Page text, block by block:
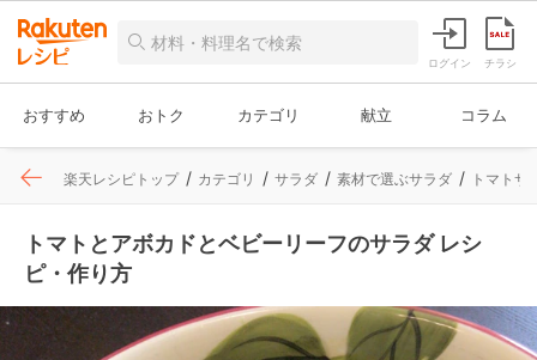
ログイン チラシ
おすすめ おトク カテゴリ 献立 コラム
楽天レシピトップ カテゴリ サラダ 素材で選ぶサラダ トマトサ
トマトとアボカドとベビーリーフのサラダ レシ
ピ・作り方